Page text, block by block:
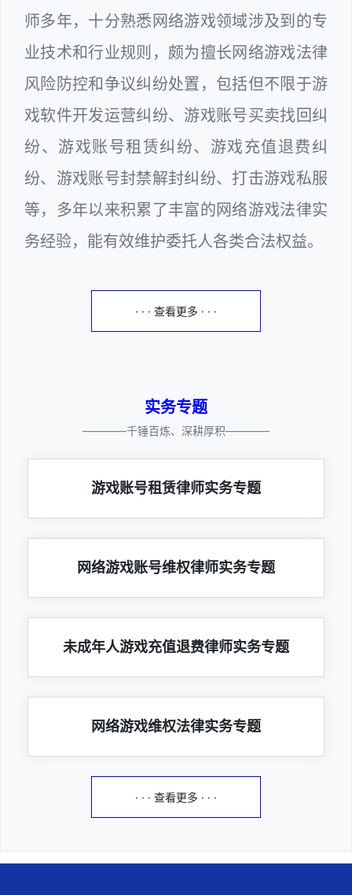
师多年，十分熟悉网络游戏领域涉及到的专
业技术和行业规则，颇为擅长网络游戏法律
风险防控和争议纠纷处置，包括但不限于游
戏软件开发运营纠纷、游戏账号买卖找回纠
纷、游戏账号租赁纠纷、游戏充值退费纠
纷、游戏账号封禁解封纠纷、打击游戏私服
等，多年以来积累了丰富的网络游戏法律实
务经验，能有效维护委托人各类合法权益。
· · · 查看更多 · · ·
实务专题
————千锤百炼、深耕厚积————
游戏账号租赁律师实务专题
网络游戏账号维权律师实务专题
未成年人游戏充值退费律师实务专题
网络游戏维权法律实务专题
· · · 查看更多 · · ·